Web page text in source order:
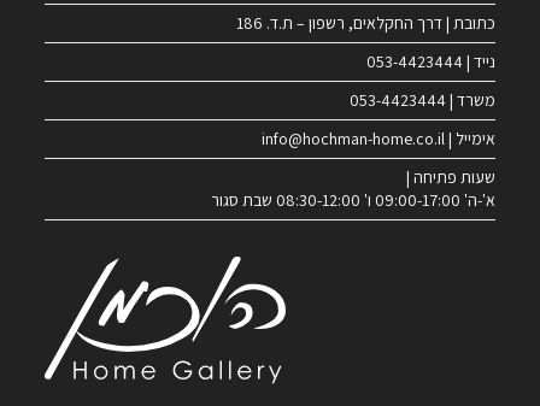
כתובת | דרך החקלאים, רשפון – ת.ד. 186
נייד | 053-4423444
משרד | 053-4423444
אימייל | info@hochman-home.co.il
שעות פתיחה |
א'-ה' 09:00-17:00 ו' 08:30-12:00 שבת סגור